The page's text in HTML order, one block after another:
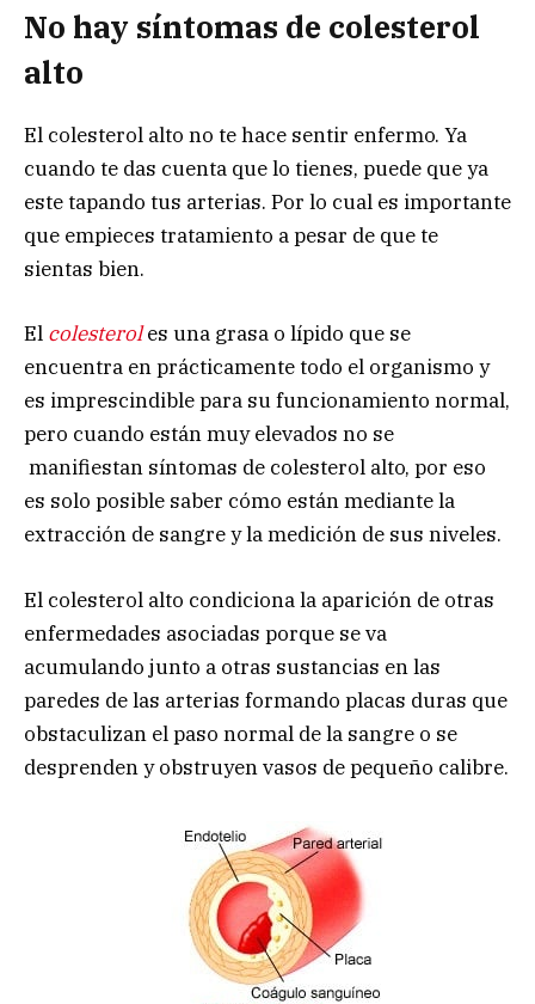
No hay síntomas de colesterol
alto
El colesterol alto no te hace sentir enfermo. Ya
cuando te das cuenta que lo tienes, puede que ya
este tapando tus arterias. Por lo cual es importante
que empieces tratamiento a pesar de que te
sientas bien.
El colesterol es una grasa o lípido que se
encuentra en prácticamente todo el organismo y
es imprescindible para su funcionamiento normal,
pero cuando están muy elevados no se
manifiestan síntomas de colesterol alto, por eso
es solo posible saber cómo están mediante la
extracción de sangre y la medición de sus niveles.
El colesterol alto condiciona la aparición de otras
enfermedades asociadas porque se va
acumulando junto a otras sustancias en las
paredes de las arterias formando placas duras que
obstaculizan el paso normal de la sangre o se
desprenden y obstruyen vasos de pequeño calibre.